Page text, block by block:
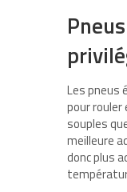
Les pneus
pour
souples
meilleure
donc plus